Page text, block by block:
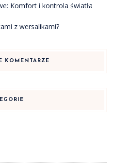
Komfort i kontrola światła
z wersalikami?
KOMENTARZE